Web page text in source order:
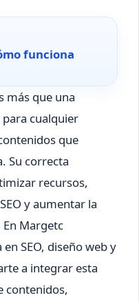
funciona
más que una
cualquier
que
Su correcta
recursos,
y aumentar la
Margetc
SEO, diseño web y
a integrar esta
contenidos,